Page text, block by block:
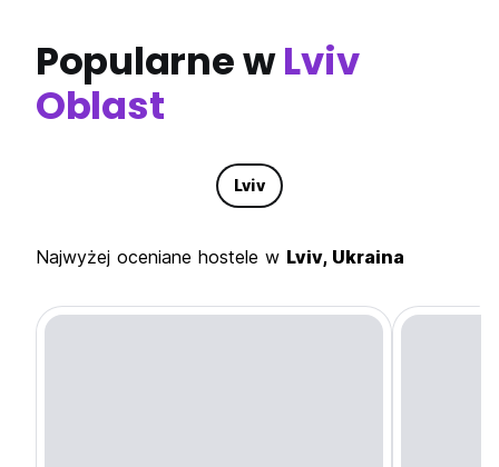
Popularne wLviv
Oblast
Lviv
Najwyżej oceniane hostele w Lviv, Ukraina